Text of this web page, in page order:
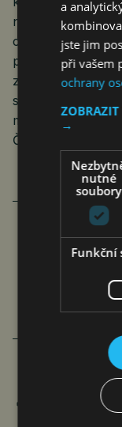
neprotíná.
centrální banky
po nástupu
začít uzavríat do
se to zdá být
myšlenka na
Číny.
EVROPA
TRUMPA,
a
jste jim
při vašem
ochrany
ZOBRAZIT
→
nutné
soubory
Funkční